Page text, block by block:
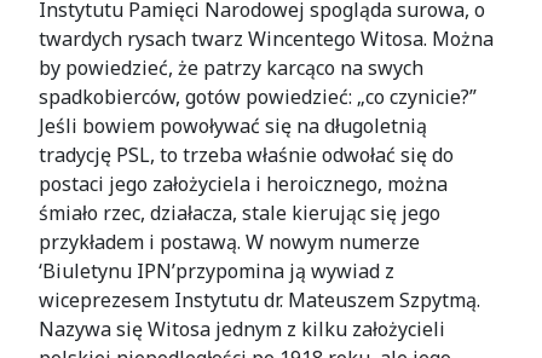
Instytutu Pamięci Narodowej spogląda surowa, o
twardych rysach twarz Wincentego Witosa. Można
by powiedzieć, że patrzy karcąco na swych
spadkobierców, gotów powiedzieć: „co czynicie?”
Jeśli bowiem powoływać się na długoletnią
tradycję PSL, to trzeba właśnie odwołać się do
postaci jego założyciela i heroicznego, można
śmiało rzec, działacza, stale kierując się jego
przykładem i postawą. W nowym numerze
‘Biuletynu IPN’przypomina ją wywiad z
wiceprezesem Instytutu dr. Mateuszem Szpytmą.
Nazywa się Witosa jednym z kilku założycieli